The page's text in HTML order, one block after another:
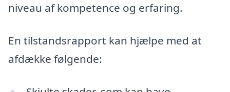
niveau af kompetence og erfaring.
En tilstandsrapport kan hjælpe med at
afdække følgende: